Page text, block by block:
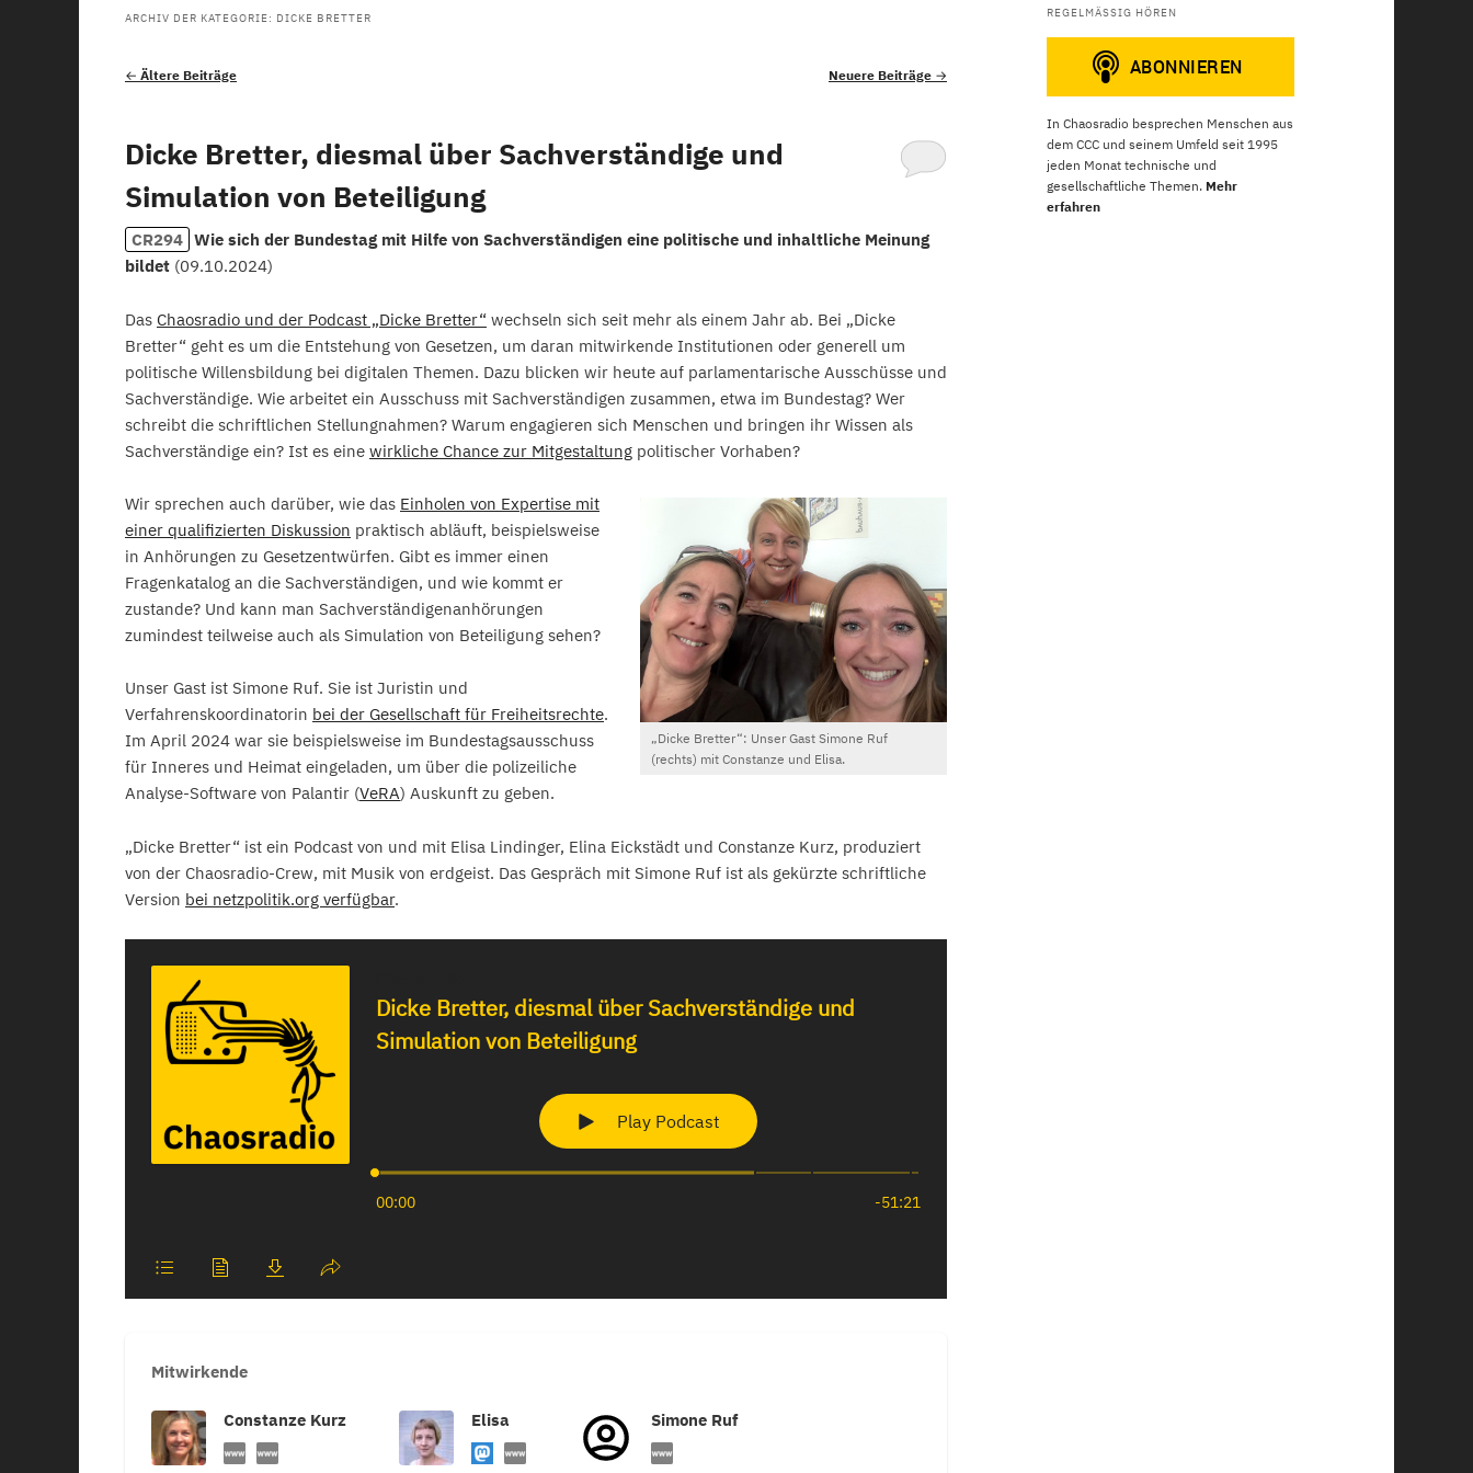
ARCHIV DER KATEGORIE: DICKE BRETTER
Beitragsnavigation
← Ältere Beiträge Neuere Beiträge →
Dicke Bretter, diesmal über Sachverständige und
Simulation von Beteiligung
CR294 Wie sich der Bundestag mit Hilfe von Sachverständigen eine politische und inhaltliche Meinung
bildet (09.10.2024)
Das Chaosradio und der Podcast „Dicke Bretter“ wechseln sich seit mehr als einem Jahr ab. Bei „Dicke
Bretter“ geht es um die Entstehung von Gesetzen, um daran mitwirkende Institutionen oder generell um
politische Willensbildung bei digitalen Themen. Dazu blicken wir heute auf parlamentarische Ausschüsse und
Sachverständige. Wie arbeitet ein Ausschuss mit Sachverständigen zusammen, etwa im Bundestag? Wer
schreibt die schriftlichen Stellungnahmen? Warum engagieren sich Menschen und bringen ihr Wissen als
Sachverständige ein? Ist es eine wirkliche Chance zur Mitgestaltung politischer Vorhaben?
„Dicke Bretter“: Unser Gast Simone Ruf
(rechts) mit Constanze und Elisa.
Wir sprechen auch darüber, wie das Einholen von Expertise mit
einer qualifizierten Diskussion praktisch abläuft, beispielsweise
in Anhörungen zu Gesetzentwürfen. Gibt es immer einen
Fragenkatalog an die Sachverständigen, und wie kommt er
zustande? Und kann man Sachverständigenanhörungen
zumindest teilweise auch als Simulation von Beteiligung sehen?
Unser Gast ist Simone Ruf. Sie ist Juristin und
Verfahrenskoordinatorin bei der Gesellschaft für Freiheitsrechte.
Im April 2024 war sie beispielsweise im Bundestagsausschuss
für Inneres und Heimat eingeladen, um über die polizeiliche
Analyse-Software von Palantir (VeRA) Auskunft zu geben.
„Dicke Bretter“ ist ein Podcast von und mit Elisa Lindinger, Elina Eickstädt und Constanze Kurz, produziert
von der Chaosradio-Crew, mit Musik von erdgeist. Das Gespräch mit Simone Ruf ist als gekürzte schriftliche
Version bei netzpolitik.org verfügbar.
Mitwirkende
Constanze Kurz Elisa Simone Ruf
REGELMÄSSIG HÖREN
In Chaosradio besprechen Menschen aus
dem CCC und seinem Umfeld seit 1995
jeden Monat technische und
gesellschaftliche Themen. Mehr
erfahren